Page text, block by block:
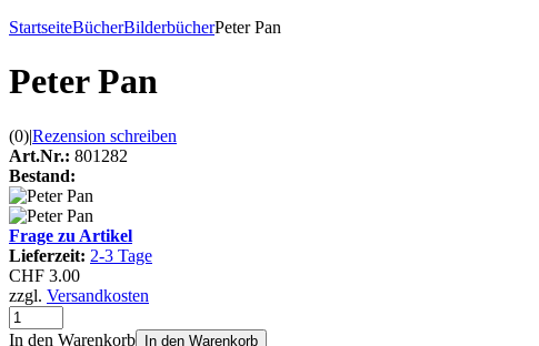
StartseiteBücherBilderbücherPeter Pan
Peter Pan
(0)|Rezension schreiben
Art.Nr.: 801282
Bestand:
Frage zu Artikel
Lieferzeit: 2-3 Tage
CHF 3.00
zzgl. Versandkosten
In den Warenkorb In den Warenkorb